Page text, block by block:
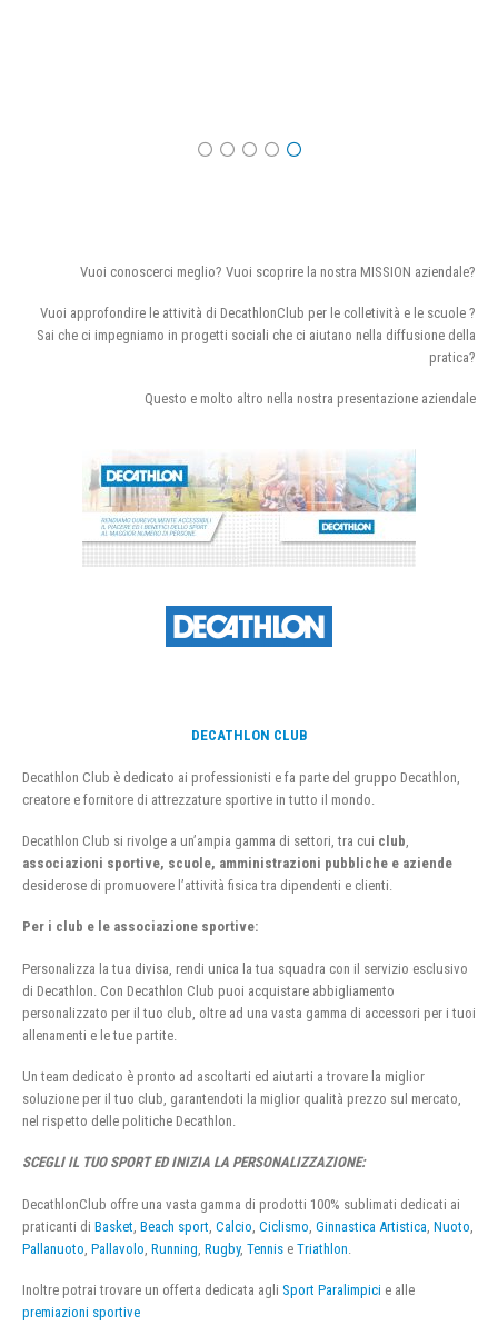
Vuoi conoscerci meglio? Vuoi scoprire la nostra MISSION aziendale?
Vuoi approfondire le attività di DecathlonClub per le colletività e le scuole ?
Sai che ci impegniamo in progetti sociali che ci aiutano nella diffusione della
pratica?
Questo e molto altro nella nostra presentazione aziendale
DECATHLON CLUB
Decathlon Club è dedicato ai professionisti e fa parte del gruppo Decathlon,
creatore e fornitore di attrezzature sportive in tutto il mondo.
Decathlon Club si rivolge a un’ampia gamma di settori, tra cui club
associazioni sportive, scuole, amministrazioni pubbliche e aziende
desiderose di promuovere l’attività fisica tra dipendenti e clienti.
Per i club e le associazione sportive:
Personalizza la tua divisa, rendi unica la tua squadra con il servizio esclusivo
di Decathlon. Con Decathlon Club puoi acquistare abbigliamento
personalizzato per il tuo club, oltre ad una vasta gamma di accessori per i tuoi
allenamenti e le tue partite.
Un team dedicato è pronto ad ascoltarti ed aiutarti a trovare la miglior
soluzione per il tuo club, garantendoti la miglior qualità prezzo sul mercato,
nel rispetto delle politiche Decathlon.
SCEGLI IL TUO SPORT ED INIZIA LA PERSONALIZZAZIONE:
DecathlonClub offre una vasta gamma di prodotti 100% sublimati dedicati ai
praticanti di Basket Beach sport Calcio Ciclismo Ginnastica Artistica Nuoto
Pallanuoto Pallavolo Running Rugby, Tennis e Triathlon
Inoltre potrai trovare un offerta dedicata agli Sport Paralimpici e alle
premiazioni sportive